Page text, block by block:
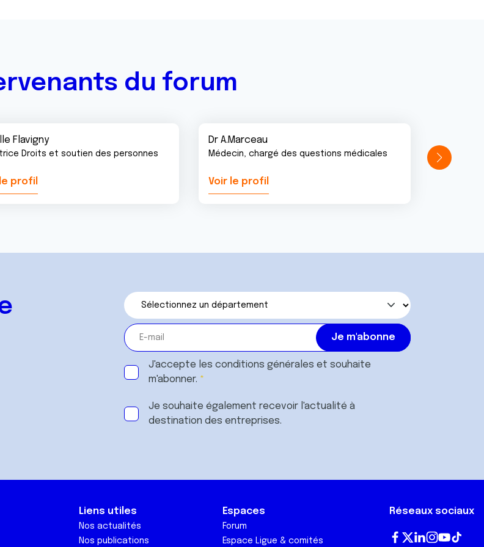
du forum
Flavigny
Droits et soutien des personnes
profil
Dr A.Marceau
Médecin, chargé des questions médicales
Voir le profil
J'accepte les conditions générales et souhaite
m'abonner.
Je souhaite également recevoir l'actualité à
destination des entreprises.
Liens utiles
Nos actualités
Nos publications
Espaces
Forum
Espace Ligue & comités
Réseaux sociaux